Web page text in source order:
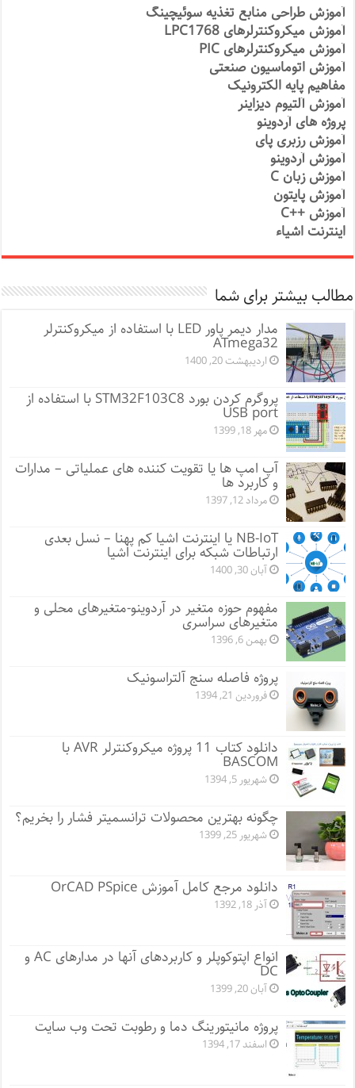
آموزش طراحی منابع تغذیه سوئیچینگ
آموزش میکروکنترلرهای LPC1768
آموزش میکروکنترلرهای PIC
آموزش اتوماسیون صنعتی
مفاهیم پایه الکترونیک
آموزش آلتیوم دیزاینر
پروژه های آردوینو
آموزش رزبری پای
آموزش آردوینو
آموزش زبان C
آموزش پایتون
آموزش ++C
اینترنت اشیاء
مطالب بیشتر برای شما
مدار دیمر پاور LED با استفاده از میکروکنترلر
ATmega32
اردیبهشت 20, 1400
پروگرم کردن بورد STM32F103C8 با استفاده از
USB port
مهر 18, 1399
آپ امپ ها یا تقویت کننده های عملیاتی – مدارات
و کاربرد ها
مرداد 12, 1397
NB-IoT یا اینترنت اشیا کم پهنا – نسل بعدی
ارتباطات شبکه برای اینترنت اشیا
آبان 30, 1400
مفهوم حوزه متغیر در آردوینو-متغیرهای محلی و
متغیرهای سراسری
بهمن 6, 1396
پروژه فاصله سنج آلتراسونیک
فروردین 21, 1394
دانلود کتاب 11 پروژه میکروکنترلر AVR با
BASCOM
شهریور 5, 1394
چگونه بهترین محصولات ترانسمیتر فشار را بخریم؟
شهریور 25, 1399
دانلود مرجع کامل آموزش OrCAD PSpice
آذر 18, 1392
انواع اپتوکوپلر و کاربردهای آنها در مدارهای AC و
DC
آبان 20, 1399
پروژه مانيتورينگ دما و رطوبت تحت وب سایت
اسفند 17, 1394